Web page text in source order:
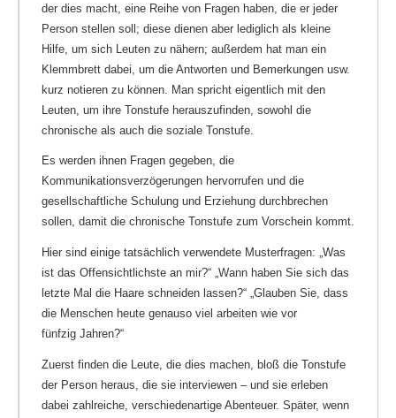
der dies macht, eine Reihe von Fragen haben, die er jeder
Person stellen soll; diese dienen aber lediglich als kleine
Hilfe, um sich Leuten zu nähern; außerdem hat man ein
Klemmbrett dabei, um die Antworten und Bemerkungen usw.
kurz notieren zu können. Man spricht eigentlich mit den
Leuten, um ihre Tonstufe herauszufinden, sowohl die
chronische als auch die soziale Tonstufe.
Es werden ihnen Fragen gegeben, die
Kommunikationsverzögerungen hervorrufen und die
gesellschaftliche Schulung und Erziehung durchbrechen
sollen, damit die chronische Tonstufe zum Vorschein kommt.
Hier sind einige tatsächlich verwendete Musterfragen: „Was
ist das Offensichtlichste an mir?“ „Wann haben Sie sich das
letzte Mal die Haare schneiden lassen?“ „Glauben Sie, dass
die Menschen heute genauso viel arbeiten wie vor
fünfzig Jahren?“
Zuerst finden die Leute, die dies machen, bloß die Tonstufe
der Person heraus, die sie interviewen – und sie erleben
dabei zahlreiche, verschiedenartige Abenteuer. Später, wenn